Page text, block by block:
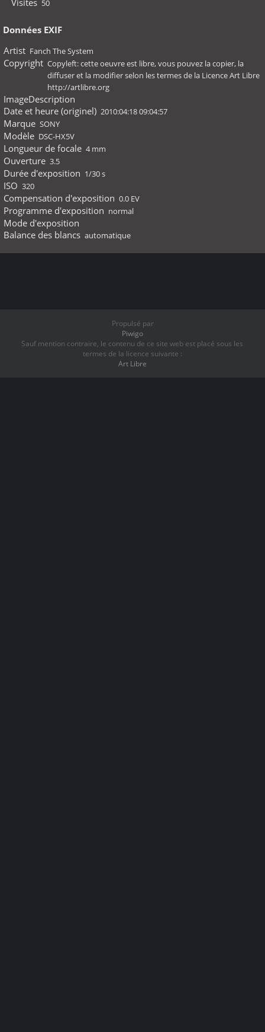
Visites 50
Données EXIF
Artist Fanch The System
Copyright Copyleft: cette oeuvre est libre, vous pouvez la copier, la
diffuser et la modifier selon les termes de la Licence Art Libre
http://artlibre.org
ImageDescription
Date et heure (originel) 2010:04:18 09:04:57
Marque SONY
Modèle DSC-HX5V
Longueur de focale 4 mm
Ouverture 3.5
Durée d'exposition 1/30 s
ISO 320
Compensation d'exposition 0.0 EV
Programme d'exposition normal
Mode d'exposition
Balance des blancs automatique
Propulsé par
Piwigo
Sauf mention contraire, le contenu de ce site web est placé sous les
termes de la licence suivante :
Art Libre